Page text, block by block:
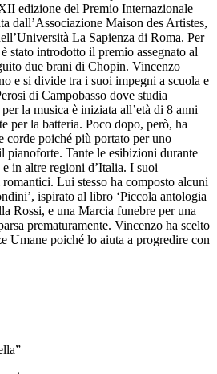
edizione del Premio Internazionale
dall’Associazione Maison des Artistes,
La Sapienza di Roma. Per
stato introdotto il premio assegnato al
due brani di Chopin. Vincenzo
e si divide tra i suoi impegni a scuola e
di Campobasso dove studia
la musica è iniziata all’età di 8 anni
per la batteria. Poco dopo, però, ha
corde poiché più portato per uno
pianoforte. Tante le esibizioni durante
in altre regioni d’Italia. I suoi
Lui stesso ha composto alcuni
ispirato al libro ‘Piccola antologia
Rossi, e una Marcia funebre per una
prematuramente. Vincenzo ha scelto
Umane poiché lo aiuta a progredire con